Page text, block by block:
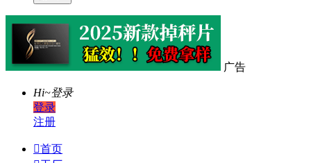
广告
Hi~登录
登录
注册
首页